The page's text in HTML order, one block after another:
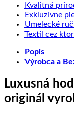
Kvalitná
Exkluzívne
Umelecké
Textil cez
Popis
Výrobca a
Luxusná
originál